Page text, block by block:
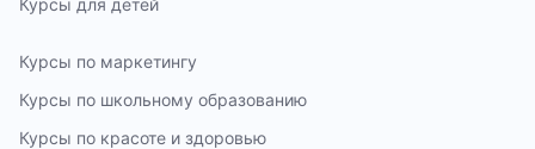
Курсы для детей
Курсы по маркетингу
Курсы по школьному образованию
Курсы по красоте и здоровью